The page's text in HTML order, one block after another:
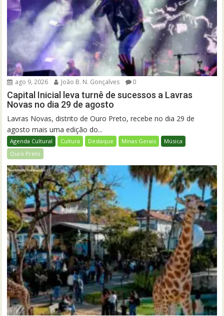
ago 9, 2026 João B. N. Gonçalves 0
Capital Inicial leva turnê de sucessos a Lavras
Novas no dia 29 de agosto
Lavras Novas, distrito de Ouro Preto, recebe no dia 29 de
agosto mais uma edição do...
Agenda Cultural Cultura Destaque Minas Gerais
Música
Ouro Preto